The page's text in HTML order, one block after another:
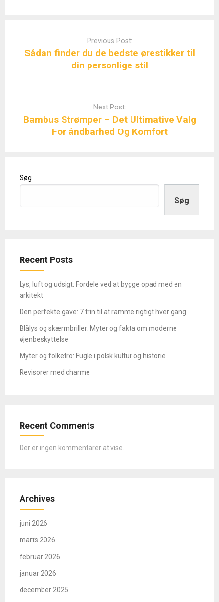
Previous Post:
Sådan finder du de bedste ørestikker til
din personlige stil
Next Post:
Bambus Strømper – Det Ultimative Valg
For åndbarhed Og Komfort
Søg
Søg
Recent Posts
Lys, luft og udsigt: Fordele ved at bygge opad med en
arkitekt
Den perfekte gave: 7 trin til at ramme rigtigt hver gang
Blålys og skærmbriller: Myter og fakta om moderne
øjenbeskyttelse
Myter og folketro: Fugle i polsk kultur og historie
Revisorer med charme
Recent Comments
Der er ingen kommentarer at vise.
Archives
juni 2026
marts 2026
februar 2026
januar 2026
december 2025